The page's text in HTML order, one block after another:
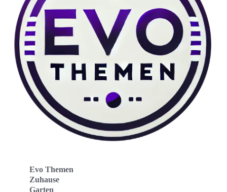
Evo Themen
Zuhause
Garten